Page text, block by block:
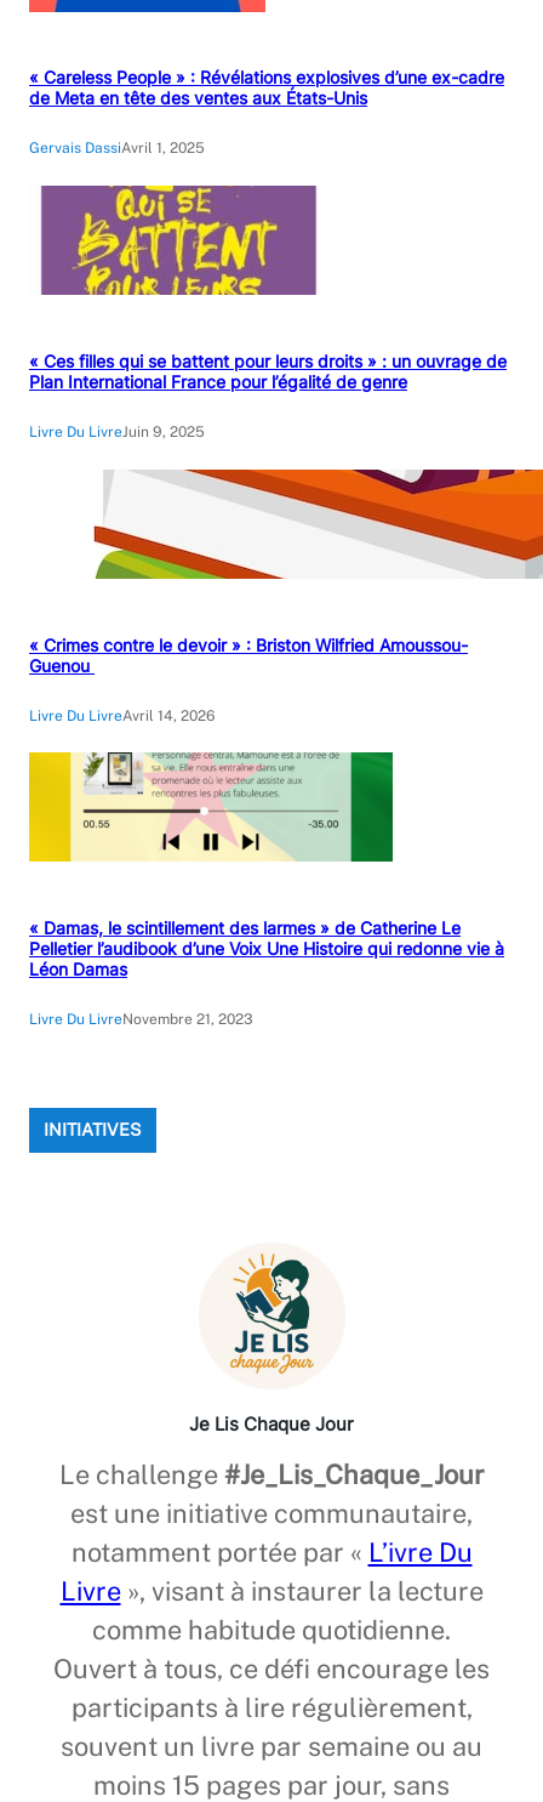
« Careless People » : Révélations explosives d’une ex-cadre
de Meta en tête des ventes aux États-Unis
Gervais DassiAvril 1, 2025
« Ces filles qui se battent pour leurs droits » : un ouvrage de
Plan International France pour l’égalité de genre
Livre Du LivreJuin 9, 2025
« Crimes contre le devoir » : Briston Wilfried Amoussou-
Guenou
Livre Du LivreAvril 14, 2026
« Damas, le scintillement des larmes » de Catherine Le
Pelletier l’audibook d’une Voix Une Histoire qui redonne vie à
Léon Damas
Livre Du LivreNovembre 21, 2023
INITIATIVES
Je Lis Chaque Jour
Le challenge#Je_Lis_Chaque_Jour
est une initiative communautaire,
notamment portée par « L’ivre Du
Livre», visant à instaurer la lecture
comme habitude quotidienne.
Ouvert à tous, ce défi encourage les
participants à lire régulièrement,
souvent un livre par semaine ou au
moins 15 pages par jour, sans